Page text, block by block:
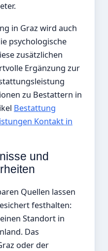
in Graz wird auch
psychologische
zusätzlichen
Ergänzung zur
zu Bestattern in
Bestattung
Kontakt in
und
Quellen lassen
festhalten:
Standort in
Das
oder der